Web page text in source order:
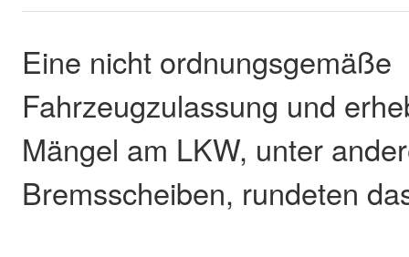
Eine nicht ordnungsgemäße
Fahrzeugzulassung und
Mängel am LKW, unter
Bremsscheiben, rundeten